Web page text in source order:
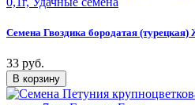
Семена Гвоздика бородатая (турецкая)
33 руб.